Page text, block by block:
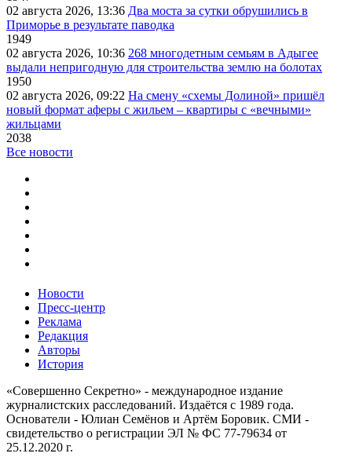
02 августа 2026, 13:36 Два моста за сутки обрушились в
Приморье в результате паводка
1949
02 августа 2026, 10:36 268 многодетным семьям в Адыгее
выдали непригодную для строительства землю на болотах
1950
02 августа 2026, 09:22 На смену «схемы Долиной» пришёл
новый формат аферы с жильем – квартиры с «вечными»
жильцами
2038
Все новости
Новости
Пресс-центр
Реклама
Редакция
Авторы
История
«Совершенно Секретно» - международное издание
журналистских расследований. Издаётся с 1989 года.
Основатели - Юлиан Семёнов и Артём Боровик. CМИ -
свидетельство о регистрации ЭЛ № ФС 77-79634 от
25.12.2020 г.